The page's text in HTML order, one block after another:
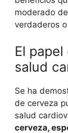
moderado
verdaderos
El
salud
Se ha
de cerveza
salud
cerveza,